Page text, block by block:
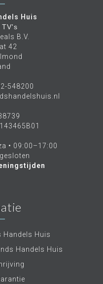
Huis
TV's
B.V.
42
548200
• 09:00–17:00
Handels Huis
Handels Huis